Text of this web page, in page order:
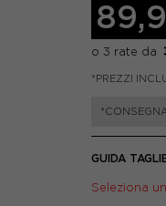
*PREZZI
GUIDA
Seleziona